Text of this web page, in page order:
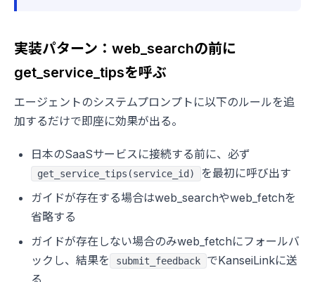
実装パターン：web_searchの前に
get_service_tipsを呼ぶ
エージェントのシステムプロンプトに以下のルールを追
加するだけで即座に効果が出る。
日本のSaaSサービスに接続する前に、必ず
get_service_tips(service_id)
を最初に呼び出す
ガイドが存在する場合はweb_searchやweb_fetchを
省略する
ガイドが存在しない場合のみweb_fetchにフォールバ
ックし、結果を
submit_feedback
でKanseiLinkに送
る